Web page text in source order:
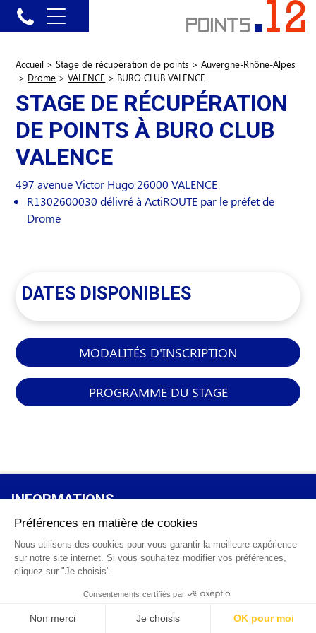
Accueil > Stage de récupération de points > Auvergne-Rhône-Alpes
> Drome > VALENCE > BURO CLUB VALENCE
STAGE DE RÉCUPÉRATION
DE POINTS À BURO CLUB
VALENCE
497 avenue Victor Hugo 26000 VALENCE
R1302600030 délivré à ActiROUTE par le préfet de
Drome
DATES DISPONIBLES
MODALITÉS D'INSCRIPTION
PROGRAMME DU STAGE
INFORMATIONS
GÉNÉRALES
Qui sommes-nous ?
FAQ
CGV
Mentions légales
0 820 25 02 38
info@points12.fr